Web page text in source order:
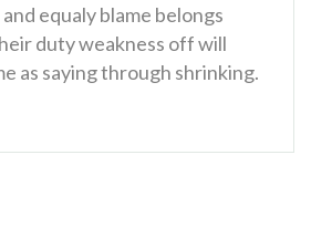
equaly blame belongs
duty weakness off will
as saying through shrinking.